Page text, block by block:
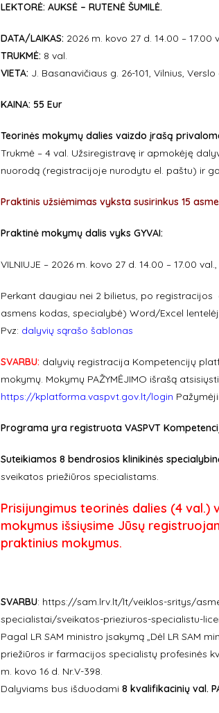
LEKTORĖ: AUKSĖ – RUTENĖ ŠUMILĖ.
DATA/LAIKAS: 2026 m. kovo 27 d. 14.00 – 17.00
TRUKMĖ: 8 val.
VIETA: J. Basanavičiaus g. 26-101, Vilnius,
KAINA: 55 Eur
Teorinės mokymų dalies vaizdo įrašą
Trukmė – 4 val. Užsiregistravę ir apmokėję
nuorodą (registracijoje nurodytu el. paštu) ir
Praktinis užsiėmimas vyksta susirinkus 15
Praktinė mokymų dalis vyks GYVAI:
VILNIUJE – 2026 m. kovo 27 d. 14.00 – 17.00
Perkant daugiau nei 2 bilietus, po
asmens kodas, specialybė) Word/Excel
Pvz: dalyvių sąrašo šablonas
SVARBU: dalyvių registracija Kompetencijų
mokymų. Mokymų PAŽYMĖJIMO išrašą
https://kplatforma.vaspvt.gov.lt/login
Programa yra registruota VASPVT
Suteikiamos 8 bendrosios klinikinės
sveikatos priežiūros specialistams.
Prisijungimus teorinės dalies (4
mokymus išsiųsime Jūsų
praktinius mokymus.
SVARBU: https://sam.lrv.lt/lt/veiklos-sritys/
specialistai/sveikatos-prieziuros-specialistu-
Pagal LR SAM ministro įsakymą „Dėl LR SAM
priežiūros ir farmacijos specialistų profesinės
m. kovo 16 d. Nr.V-398.
Dalyviams bus išduodami 8 kvalifikacinių val.